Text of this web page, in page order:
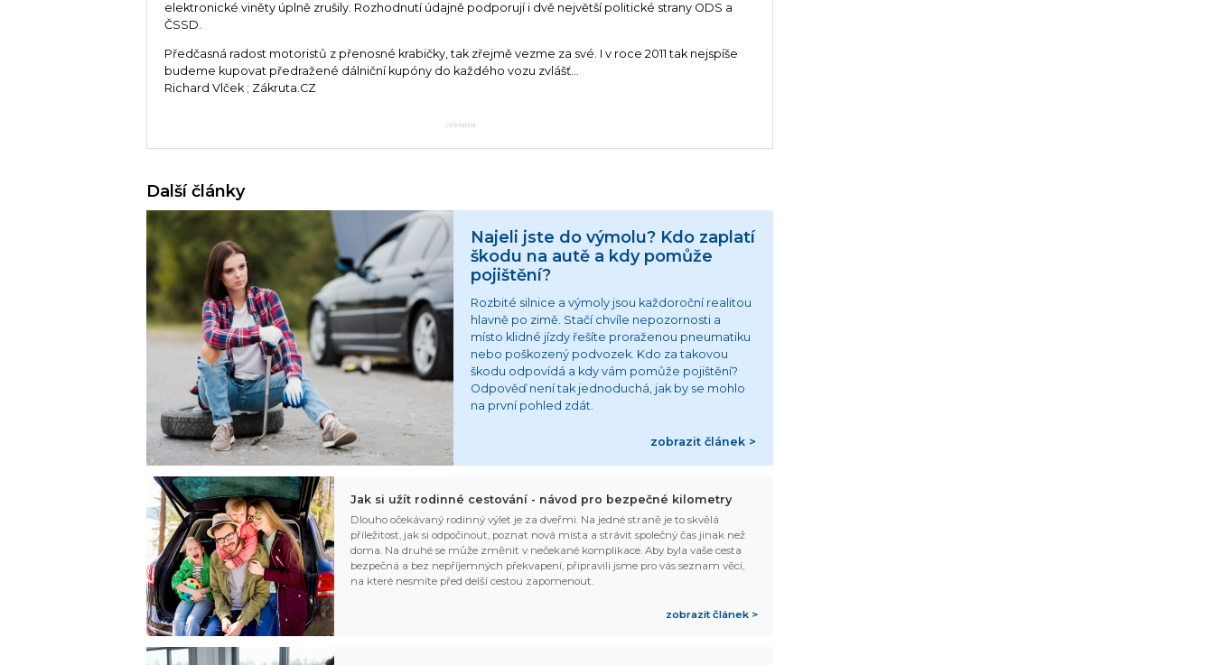
elektronické viněty úplně zrušily. Rozhodnutí údajně podporují i dvě největší politické strany ODS a
ČSSD.
Předčasná radost motoristů z přenosné krabičky, tak zřejmě vezme za své. I v roce 2011 tak nejspíše
budeme kupovat předražené dálniční kupóny do každého vozu zvlášť...
Richard Vlček ; Zákruta.CZ
reklama
Další články
Najeli jste do výmolu? Kdo zaplatí
škodu na autě a kdy pomůže
pojištění?
Rozbité silnice a výmoly jsou každoroční realitou
hlavně po zimě. Stačí chvíle nepozornosti a
místo klidné jízdy řešíte proraženou pneumatiku
nebo poškozený podvozek. Kdo za takovou
škodu odpovídá a kdy vám pomůže pojištění?
Odpověď není tak jednoduchá, jak by se mohlo
na první pohled zdát.
zobrazit článek >
Jak si užít rodinné cestování - návod pro bezpečné kilometry
Dlouho očekávaný rodinný výlet je za dveřmi. Na jedné straně je to skvělá
příležitost, jak si odpočinout, poznat nová místa a strávit společný čas jinak než
doma. Na druhé se může změnit v nečekané komplikace. Aby byla vaše cesta
bezpečná a bez nepříjemných překvapení, připravili jsme pro vás seznam věcí,
na které nesmíte před delší cestou zapomenout.
zobrazit článek >